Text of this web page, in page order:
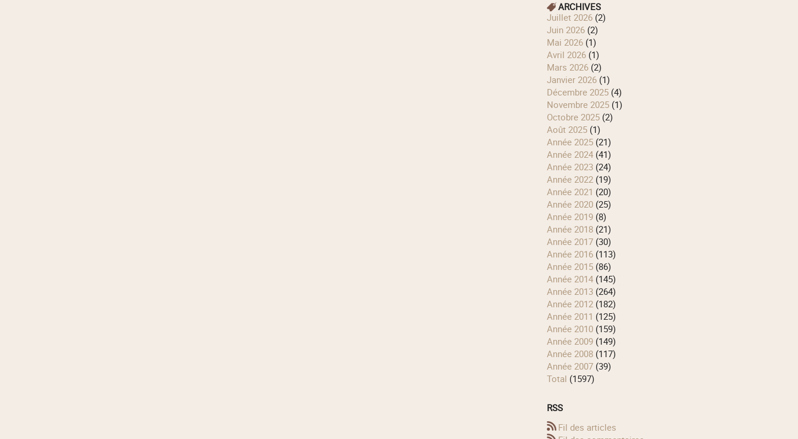
ARCHIVES
juillet 2026(2)
juin 2026(2)
mai 2026(1)
avril 2026(1)
mars 2026(2)
janvier 2026(1)
décembre 2025(4)
novembre 2025(1)
octobre 2025(2)
août 2025(1)
année 2025(21)
année 2024(41)
année 2023(24)
année 2022(19)
année 2021 (20)
année 2020(25)
année 2019(8)
année 2018(21)
année 2017(30)
année 2016(113)
année 2015(86)
année 2014(145)
année 2013(264)
année 2012(182)
année 2011 (125)
année 2010(159)
année 2009(149)
année 2008(117)
année 2007(39)
total (1597)
RSS
Fil des articles